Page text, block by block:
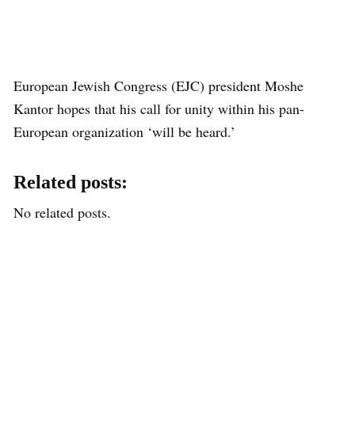
European Jewish Congress (EJC) president Moshe
Kantor hopes that his call for unity within his pan-
European organization ‘will be heard.’
Related posts:
No related posts.